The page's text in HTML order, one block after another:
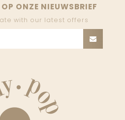
ONZE NIEUWSBRIEF
with our latest offers